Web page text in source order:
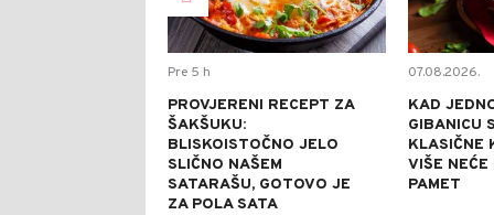
Pre 5 h
PROVJERENI RECEPT ZA
ŠAKŠUKU:
BLISKOISTOČNO JELO
SLIČNO NAŠEM
SATARAŠU, GOTOVO JE
ZA POLA SATA
07.08.2026.
KAD
GIBANICU
KLASIČNE
VIŠE
PAMET